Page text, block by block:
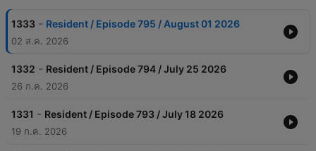
1333 - Resident / Episode 795 / August 01 2026
02 ส.ค. 2026
1332 - Resident / Episode 794 / July 25 2026
26 ก.ค. 2026
1331 - Resident / Episode 793 / July 18 2026
19 ก.ค. 2026